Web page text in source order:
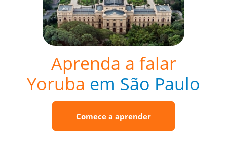
Aprenda a falar
Yoruba em São Paulo
Comece a aprender